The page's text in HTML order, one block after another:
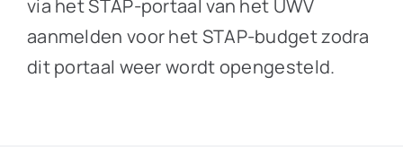
via het STAP-portaal van het UWV
aanmelden voor het STAP-budget zodra
dit portaal weer wordt opengesteld.